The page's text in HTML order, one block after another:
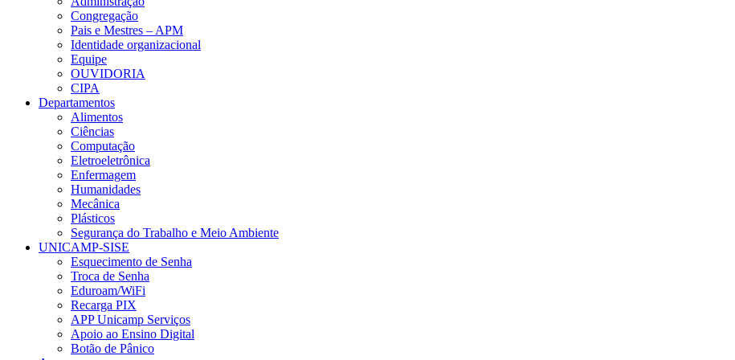
Congregação
Pais e Mestres – APM
Identidade organizacional
Equipe
OUVIDORIA
CIPA
Departamentos
Alimentos
Ciências
Computação
Eletroeletrônica
Enfermagem
Humanidades
Mecânica
Plásticos
Segurança do Trabalho e Meio Ambiente
UNICAMP-SISE
Esquecimento de Senha
Troca de Senha
Eduroam/WiFi
Recarga PIX
APP Unicamp Serviços
Apoio ao Ensino Digital
Botão de Pânico